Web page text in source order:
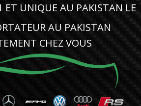
ET UNIQUE AU PAKISTAN LE
AU PAKISTAN
CHEZ VOUS